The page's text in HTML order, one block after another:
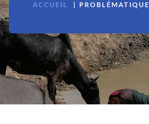
ACCUEIL PROBLÉMATIQUE